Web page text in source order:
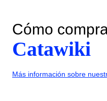
Cómo
Catawiki
Más información sobre